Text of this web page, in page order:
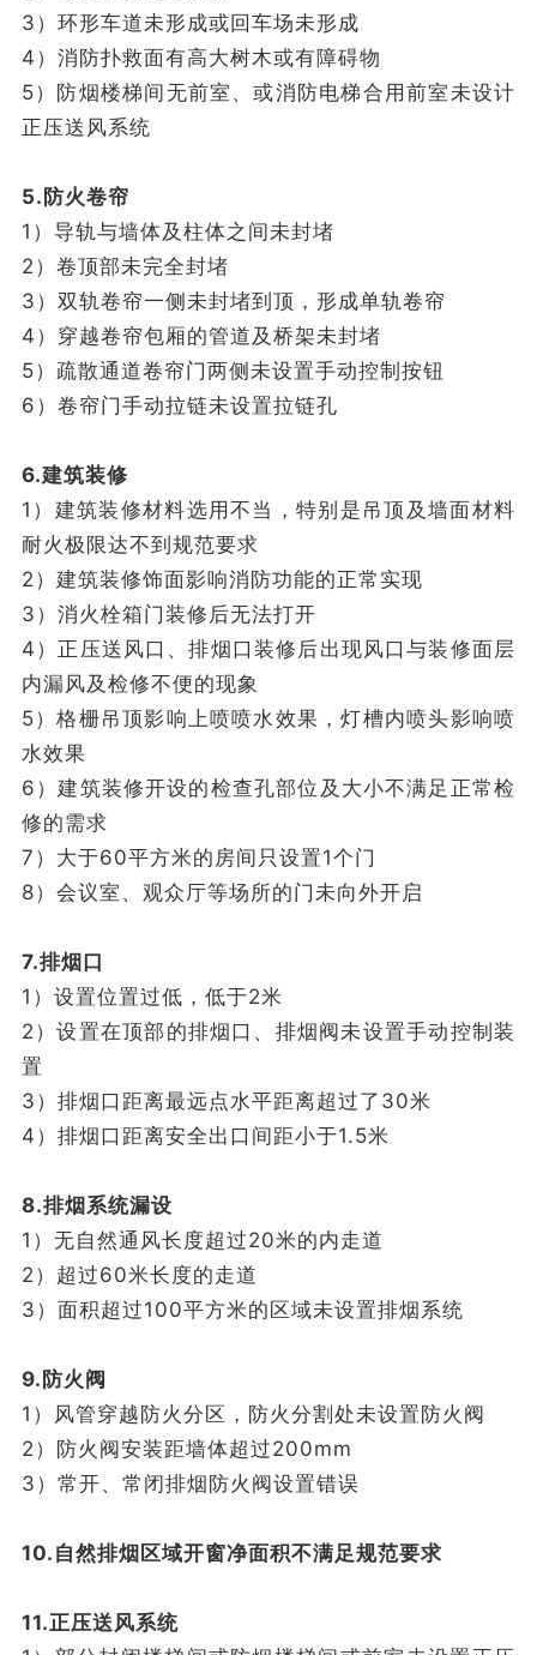
3）环形车道未形成或回车场未形成
4）消防扑救面有高大树木或有障碍物
5）防烟楼梯间无前室、或消防电梯合用前室未设计
正压送风系统
5.防火卷帘
1）导轨与墙体及柱体之间未封堵
2）卷顶部未完全封堵
3）双轨卷帘一侧未封堵到顶，形成单轨卷帘
4）穿越卷帘包厢的管道及桥架未封堵
5）疏散通道卷帘门两侧未设置手动控制按钮
6）卷帘门手动拉链未设置拉链孔
6.建筑装修
1）建筑装修材料选用不当，特别是吊顶及墙面材料
耐火极限达不到规范要求
2）建筑装修饰面影响消防功能的正常实现
3）消火栓箱门装修后无法打开
4）正压送风口、排烟口装修后出现风口与装修面层
内漏风及检修不便的现象
5）格栅吊顶影响上喷喷水效果，灯槽内喷头影响喷
水效果
6）建筑装修开设的检查孔部位及大小不满足正常检
修的需求
7）大于60平方米的房间只设置1个门
8）会议室、观众厅等场所的门未向外开启
7.排烟口
1）设置位置过低，低于2米
2）设置在顶部的排烟口、排烟阀未设置手动控制装
置
3）排烟口距离最远点水平距离超过了30米
4）排烟口距离安全出口间距小于1.5米
8.排烟系统漏设
1）无自然通风长度超过20米的内走道
2）超过60米长度的走道
3）面积超过100平方米的区域未设置排烟系统
9.防火阀
1）风管穿越防火分区，防火分割处未设置防火阀
2）防火阀安装距墙体超过200mm
3）常开、常闭排烟防火阀设置错误
10.自然排烟区域开窗净面积不满足规范要求
11.正压送风系统